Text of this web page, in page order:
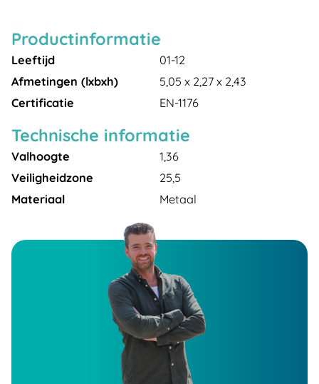
Productinformatie
Leeftijd
01-12
Afmetingen (lxbxh)
5,05 x 2,27 x 2,43
Certificatie
EN-1176
Technische informatie
Valhoogte
1,36
Veiligheidzone
25,5
Materiaal
Metaal